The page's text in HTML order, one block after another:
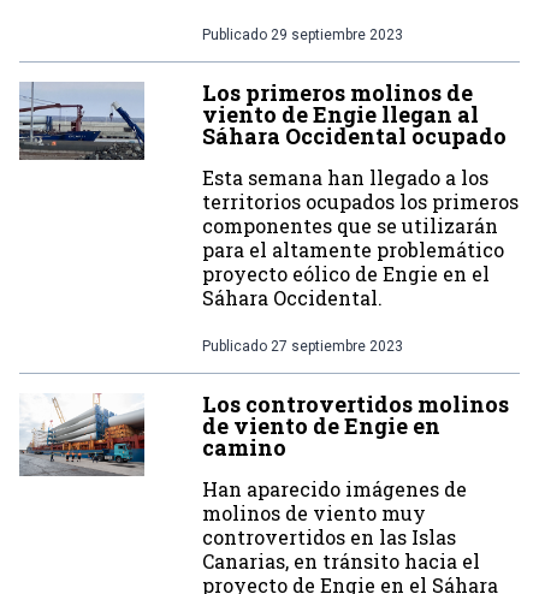
Publicado 29 septiembre 2023
Los primeros molinos de
viento de Engie llegan al
Sáhara Occidental ocupado
Esta semana han llegado a los
territorios ocupados los primeros
componentes que se utilizarán
para el altamente problemático
proyecto eólico de Engie en el
Sáhara Occidental.
Publicado 27 septiembre 2023
Los controvertidos molinos
de viento de Engie en
camino
Han aparecido imágenes de
molinos de viento muy
controvertidos en las Islas
Canarias, en tránsito hacia el
proyecto de Engie en el Sáhara